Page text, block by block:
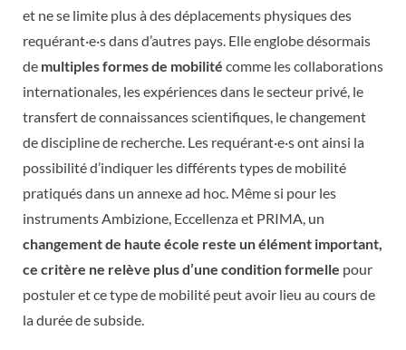
et ne se limite plus à des déplacements physiques des
requérant·e·s dans d’autres pays. Elle englobe désormais
de multiples formes de mobilité comme les collaborations
internationales, les expériences dans le secteur privé, le
transfert de connaissances scientifiques, le changement
de discipline de recherche. Les requérant·e·s ont ainsi la
possibilité d’indiquer les différents types de mobilité
pratiqués dans un annexe ad hoc. Même si pour les
instruments Ambizione, Eccellenza et PRIMA, un
changement de haute école reste un élément important,
ce critère ne relève plus d’une condition formelle pour
postuler et ce type de mobilité peut avoir lieu au cours de
la durée de subside.